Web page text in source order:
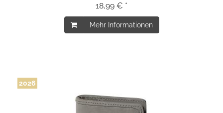
18,99 € *
Mehr Informationen
2026